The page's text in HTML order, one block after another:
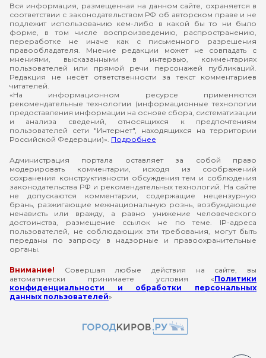
Вся информация, размещенная на данном сайте, охраняется в
соответствии с законодательством РФ об авторском праве и не
подлежит использованию кем-либо в какой бы то ни было
форме, в том числе воспроизведению, распространению,
переработке не иначе как с письменного разрешения
правообладателя. Мнение редакции может не совпадать с
мнениями, высказанными в интервью, комментариях
пользователей или прямой речи персонажей публикаций.
Редакция не несёт ответственности за текст комментариев
читателей.
«На информационном ресурсе применяются
рекомендательные технологии (информационные технологии
предоставления информации на основе сбора, систематизации
и анализа сведений, относящихся к предпочтениям
пользователей сети "Интернет", находящихся на территории
Российской Федерации)». Подробнее
Администрация портала оставляет за собой право
модерировать комментарии, исходя из соображений
сохранения конструктивности обсуждения тем и соблюдения
законодательства РФ и рекомендательных технологий. На сайте
не допускаются комментарии, содержащие нецензурную
брань, разжигающие межнациональную рознь, возбуждающие
ненависть или вражду, а равно унижение человеческого
достоинства, размещение ссылок не по теме. IP-адреса
пользователей, не соблюдающих эти требования, могут быть
переданы по запросу в надзорные и правоохранительные
органы.
Внимание! Совершая любые действия на сайте, вы
автоматически принимаете условия «Политики
конфиденциальности и обработки персональных
данных пользователей»